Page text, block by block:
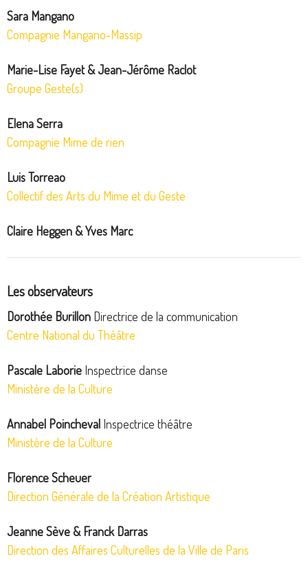
Sara Mangano
Compagnie Mangano-Massip
Marie-Lise Fayet & Jean-Jérôme Raclot
Groupe Geste(s)
Elena Serra
Compagnie Mime de rien
Luis Torreao
Collectif des Arts du Mime et du Geste
Claire Heggen & Yves Marc
Les observateurs
Dorothée Burillon Directrice de la communication
Centre National du Théâtre
Pascale Laborie Inspectrice danse
Ministère de la Culture
Annabel Poincheval Inspectrice théâtre
Ministère de la Culture
Florence Scheuer
Direction Générale de la Création Artistique
Jeanne Sève & Franck Darras
Direction des Affaires Culturelles de la Ville de Paris